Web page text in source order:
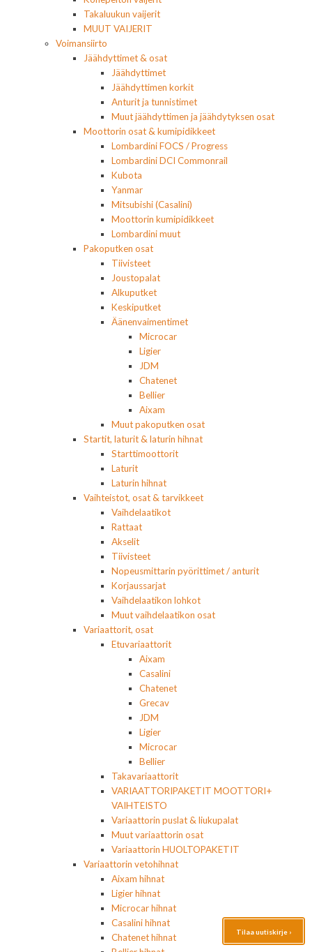
Takaluukun vaijerit
MUUT VAIJERIT
Voimansiirto
Jäähdyttimet & osat
Jäähdyttimet
Jäähdyttimen korkit
Anturit ja tunnistimet
Muut jäähdyttimen ja jäähdytyksen osat
Moottorin osat & kumipidikkeet
Lombardini FOCS / Progress
Lombardini DCI Commonrail
Kubota
Yanmar
Mitsubishi (Casalini)
Moottorin kumipidikkeet
Lombardini muut
Pakoputken osat
Tiivisteet
Joustopalat
Alkuputket
Keskiputket
Äänenvaimentimet
Microcar
Ligier
JDM
Chatenet
Bellier
Aixam
Muut pakoputken osat
Startit, laturit & laturin hihnat
Starttimoottorit
Laturit
Laturin hihnat
Vaihteistot, osat & tarvikkeet
Vaihdelaatikot
Rattaat
Akselit
Tiivisteet
Nopeusmittarin pyörittimet / anturit
Korjaussarjat
Vaihdelaatikon lohkot
Muut vaihdelaatikon osat
Variaattorit, osat
Etuvariaattorit
Aixam
Casalini
Chatenet
Grecav
JDM
Ligier
Microcar
Bellier
Takavariaattorit
VARIAATTORIPAKETIT MOOTTORI+
VAIHTEISTO
Variaattorin puslat & liukupalat
Muut variaattorin osat
Variaattorin HUOLTOPAKETIT
Variaattorin vetohihnat
Aixam hihnat
Ligier hihnat
Microcar hihnat
Casalini hihnat
Chatenet hihnat
Tilaa uutiskirje ›